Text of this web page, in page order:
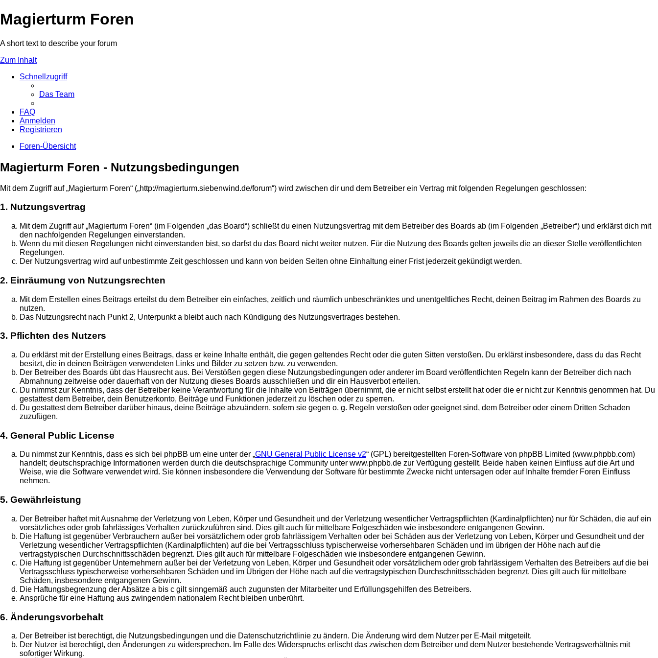
Magierturm Foren
A short text to describe your forum
Zum Inhalt
Schnellzugriff
Das Team
FAQ
Anmelden
Registrieren
Foren-Übersicht
Magierturm Foren - Nutzungsbedingungen
Mit dem Zugriff auf „Magierturm Foren“ („http://magierturm.siebenwind.de/forum“) wird zwischen dir und dem Betreiber ein Vertrag mit folgenden Regelungen geschlossen:
1. Nutzungsvertrag
Mit dem Zugriff auf „Magierturm Foren“ (im Folgenden „das Board“) schließt du einen Nutzungsvertrag mit dem Betreiber des Boards ab (im Folgenden „Betreiber“) und erklärst dich mit
den nachfolgenden Regelungen einverstanden.
Wenn du mit diesen Regelungen nicht einverstanden bist, so darfst du das Board nicht weiter nutzen. Für die Nutzung des Boards gelten jeweils die an dieser Stelle veröffentlichten
Regelungen.
Der Nutzungsvertrag wird auf unbestimmte Zeit geschlossen und kann von beiden Seiten ohne Einhaltung einer Frist jederzeit gekündigt werden.
2. Einräumung von Nutzungsrechten
Mit dem Erstellen eines Beitrags erteilst du dem Betreiber ein einfaches, zeitlich und räumlich unbeschränktes und unentgeltliches Recht, deinen Beitrag im Rahmen des Boards zu
nutzen.
Das Nutzungsrecht nach Punkt 2, Unterpunkt a bleibt auch nach Kündigung des Nutzungsvertrages bestehen.
3. Pflichten des Nutzers
Du erklärst mit der Erstellung eines Beitrags, dass er keine Inhalte enthält, die gegen geltendes Recht oder die guten Sitten verstoßen. Du erklärst insbesondere, dass du das Recht
besitzt, die in deinen Beiträgen verwendeten Links und Bilder zu setzen bzw. zu verwenden.
Der Betreiber des Boards übt das Hausrecht aus. Bei Verstößen gegen diese Nutzungsbedingungen oder anderer im Board veröffentlichten Regeln kann der Betreiber dich nach
Abmahnung zeitweise oder dauerhaft von der Nutzung dieses Boards ausschließen und dir ein Hausverbot erteilen.
Du nimmst zur Kenntnis, dass der Betreiber keine Verantwortung für die Inhalte von Beiträgen übernimmt, die er nicht selbst erstellt hat oder die er nicht zur Kenntnis genommen hat. Du
gestattest dem Betreiber, dein Benutzerkonto, Beiträge und Funktionen jederzeit zu löschen oder zu sperren.
Du gestattest dem Betreiber darüber hinaus, deine Beiträge abzuändern, sofern sie gegen o. g. Regeln verstoßen oder geeignet sind, dem Betreiber oder einem Dritten Schaden
zuzufügen.
4. General Public License
Du nimmst zur Kenntnis, dass es sich bei phpBB um eine unter der „GNU General Public License v2“ (GPL) bereitgestellten Foren-Software von phpBB Limited (www.phpbb.com)
handelt; deutschsprachige Informationen werden durch die deutschsprachige Community unter www.phpbb.de zur Verfügung gestellt. Beide haben keinen Einfluss auf die Art und
Weise, wie die Software verwendet wird. Sie können insbesondere die Verwendung der Software für bestimmte Zwecke nicht untersagen oder auf Inhalte fremder Foren Einfluss
nehmen.
5. Gewährleistung
Der Betreiber haftet mit Ausnahme der Verletzung von Leben, Körper und Gesundheit und der Verletzung wesentlicher Vertragspflichten (Kardinalpflichten) nur für Schäden, die auf ein
vorsätzliches oder grob fahrlässiges Verhalten zurückzuführen sind. Dies gilt auch für mittelbare Folgeschäden wie insbesondere entgangenen Gewinn.
Die Haftung ist gegenüber Verbrauchern außer bei vorsätzlichem oder grob fahrlässigem Verhalten oder bei Schäden aus der Verletzung von Leben, Körper und Gesundheit und der
Verletzung wesentlicher Vertragspflichten (Kardinalpflichten) auf die bei Vertragsschluss typischerweise vorhersehbaren Schäden und im übrigen der Höhe nach auf die
vertragstypischen Durchschnittsschäden begrenzt. Dies gilt auch für mittelbare Folgeschäden wie insbesondere entgangenen Gewinn.
Die Haftung ist gegenüber Unternehmern außer bei der Verletzung von Leben, Körper und Gesundheit oder vorsätzlichem oder grob fahrlässigem Verhalten des Betreibers auf die bei
Vertragsschluss typischerweise vorhersehbaren Schäden und im Übrigen der Höhe nach auf die vertragstypischen Durchschnittsschäden begrenzt. Dies gilt auch für mittelbare
Schäden, insbesondere entgangenen Gewinn.
Die Haftungsbegrenzung der Absätze a bis c gilt sinngemäß auch zugunsten der Mitarbeiter und Erfüllungsgehilfen des Betreibers.
Ansprüche für eine Haftung aus zwingendem nationalem Recht bleiben unberührt.
6. Änderungsvorbehalt
Der Betreiber ist berechtigt, die Nutzungsbedingungen und die Datenschutzrichtlinie zu ändern. Die Änderung wird dem Nutzer per E-Mail mitgeteilt.
Der Nutzer ist berechtigt, den Änderungen zu widersprechen. Im Falle des Widerspruchs erlischt das zwischen dem Betreiber und dem Nutzer bestehende Vertragsverhältnis mit
sofortiger Wirkung.